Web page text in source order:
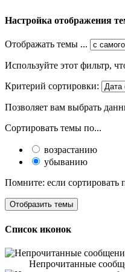
Настройка отображения
Отображать темы ...
Используйте этот фильтр,
Критерий сортировки:
Позволяет вам выбрать
Сортировать темы по...
возрастанию
убыванию
Помните: если
Список иконок
Непрочитанные